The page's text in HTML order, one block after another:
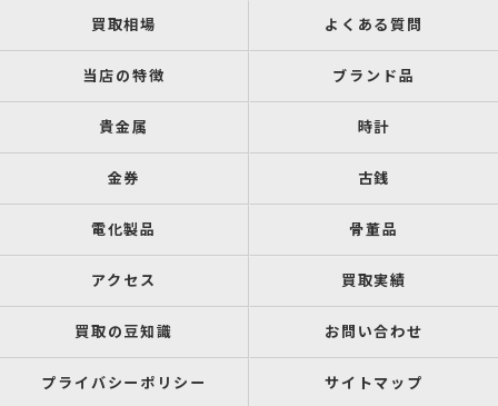
買取相場 よくある質問
当店の特徴 ブランド品
貴金属 時計
金券 古銭
電化製品 骨董品
アクセス 買取実績
買取の豆知識 お問い合わせ
プライバシーポリシー サイトマップ